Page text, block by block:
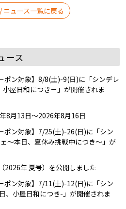
ニュース一覧に戻る
ース
ポン対象】8/8(土)-9(日)に「シンデレ
屋日和につき－」が開催されま
8月13日～2026年8月16日
ポン対象】7/25(土)-26(日)に「シン
～本日、夏休み挑戦中につき～」が
2026年 夏号）を公開しました
ポン対象】7/11(土)-12(日)に「シン
、小屋日和につき-」が開催されま